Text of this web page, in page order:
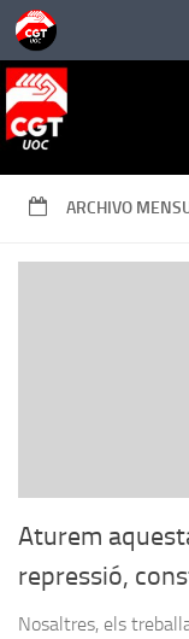
Saltar al contenido
ARCHIVO
Aturem
repressió,
Nosaltres, els